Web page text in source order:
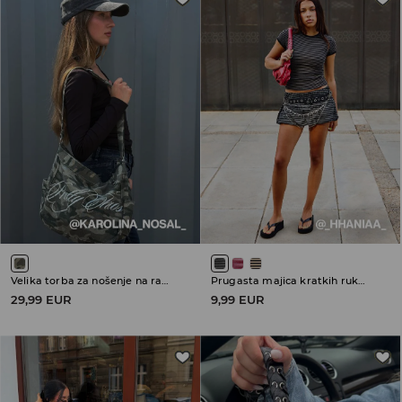
Velika torba za nošenje na ramenu
29,99 EUR
Prugasta majica kratkih rukava
9,99 EUR